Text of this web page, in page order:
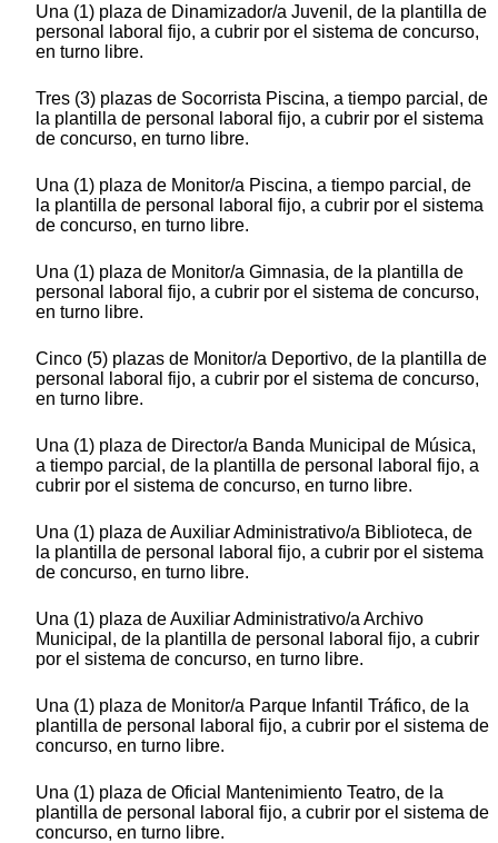
Una (1) plaza de Dinamizador/a Juvenil, de la plantilla de
personal laboral fijo, a cubrir por el sistema de concurso,
en turno libre.
Tres (3) plazas de Socorrista Piscina, a tiempo parcial, de
la plantilla de personal laboral fijo, a cubrir por el sistema
de concurso, en turno libre.
Una (1) plaza de Monitor/a Piscina, a tiempo parcial, de
la plantilla de personal laboral fijo, a cubrir por el sistema
de concurso, en turno libre.
Una (1) plaza de Monitor/a Gimnasia, de la plantilla de
personal laboral fijo, a cubrir por el sistema de concurso,
en turno libre.
Cinco (5) plazas de Monitor/a Deportivo, de la plantilla de
personal laboral fijo, a cubrir por el sistema de concurso,
en turno libre.
Una (1) plaza de Director/a Banda Municipal de Música,
a tiempo parcial, de la plantilla de personal laboral fijo, a
cubrir por el sistema de concurso, en turno libre.
Una (1) plaza de Auxiliar Administrativo/a Biblioteca, de
la plantilla de personal laboral fijo, a cubrir por el sistema
de concurso, en turno libre.
Una (1) plaza de Auxiliar Administrativo/a Archivo
Municipal, de la plantilla de personal laboral fijo, a cubrir
por el sistema de concurso, en turno libre.
Una (1) plaza de Monitor/a Parque Infantil Tráfico, de la
plantilla de personal laboral fijo, a cubrir por el sistema de
concurso, en turno libre.
Una (1) plaza de Oficial Mantenimiento Teatro, de la
plantilla de personal laboral fijo, a cubrir por el sistema de
concurso, en turno libre.